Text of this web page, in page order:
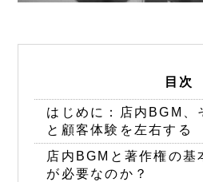
目次
はじめに：店内BGM、
と顧客体験を左右する
店内BGMと著作権の基
が必要なのか？